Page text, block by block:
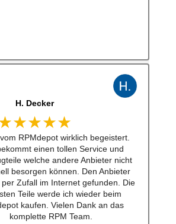
J. B
zu 100% empfehlen. Habe einen
für einen w201 16v besteht.
schnell und Konversation top.
der Teile ist wirklich top!!!
ich sehr gerne weiter.
bei zukünftigen Projekten hier als
schauen. Mega Auswahl!
Immer gerne wieder:-)